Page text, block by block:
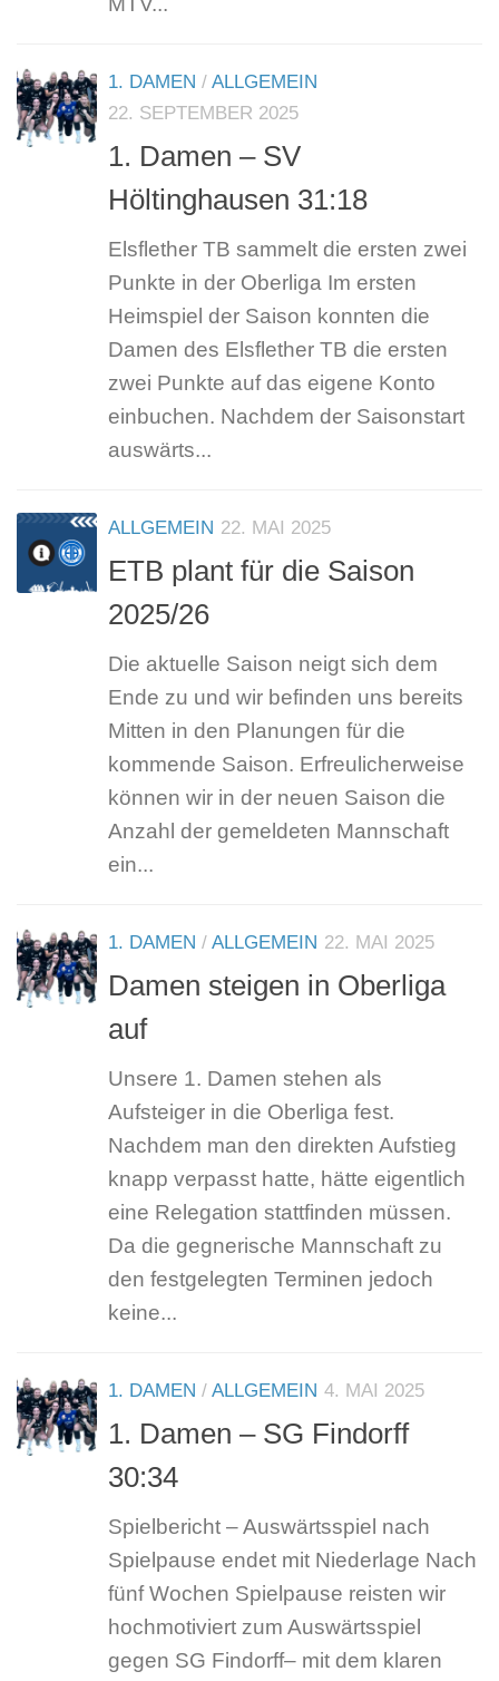
1. DAMEN / ALLGEMEIN
22. SEPTEMBER 2025
1. Damen – SV
Höltinghausen 31:18
Elsflether TB sammelt die ersten zwei
Punkte in der Oberliga Im ersten
Heimspiel der Saison konnten die
Damen des Elsflether TB die ersten
zwei Punkte auf das eigene Konto
einbuchen. Nachdem der Saisonstart
auswärts...
ALLGEMEIN 22. MAI 2025
ETB plant für die Saison
2025/26
Die aktuelle Saison neigt sich dem
Ende zu und wir befinden uns bereits
Mitten in den Planungen für die
kommende Saison. Erfreulicherweise
können wir in der neuen Saison die
Anzahl der gemeldeten Mannschaft
ein...
1. DAMEN / ALLGEMEIN 22. MAI 2025
Damen steigen in Oberliga
auf
Unsere 1. Damen stehen als
Aufsteiger in die Oberliga fest.
Nachdem man den direkten Aufstieg
knapp verpasst hatte, hätte eigentlich
eine Relegation stattfinden müssen.
Da die gegnerische Mannschaft zu
den festgelegten Terminen jedoch
keine...
1. DAMEN / ALLGEMEIN 4. MAI 2025
1. Damen – SG Findorff
30:34
Spielbericht – Auswärtsspiel nach
Spielpause endet mit Niederlage Nach
fünf Wochen Spielpause reisten wir
hochmotiviert zum Auswärtsspiel
gegen SG Findorff– mit dem klaren